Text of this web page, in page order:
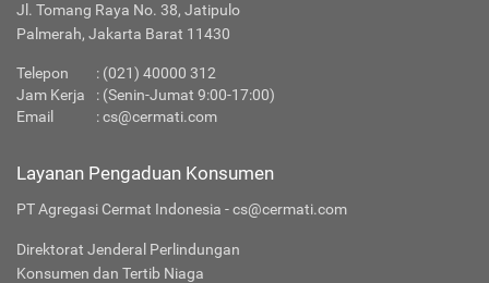
Jl. Tomang Raya No. 38, Jatipulo
Palmerah, Jakarta Barat 11430
Telepon
: (021) 40000 312
Jam Kerja
: (Senin-Jumat 9:00-17:00)
Email
:cs@cermati.com
Layanan Pengaduan Konsumen
PT Agregasi Cermat Indonesia - cs@cermati.com
Direktorat Jenderal Perlindungan
Konsumen dan Tertib Niaga